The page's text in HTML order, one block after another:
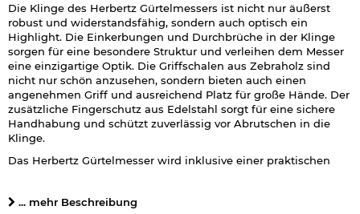
Die Klinge des Herbertz Gürtelmessers ist nicht nur äußerst
robust und widerstandsfähig, sondern auch optisch ein
Highlight. Die Einkerbungen und Durchbrüche in der Klinge
sorgen für eine besondere Struktur und verleihen dem Messer
eine einzigartige Optik. Die Griffschalen aus Zebraholz sind
nicht nur schön anzusehen, sondern bieten auch einen
angenehmen Griff und ausreichend Platz für große Hände. Der
zusätzliche Fingerschutz aus Edelstahl sorgt für eine sichere
Handhabung und schützt zuverlässig vor Abrutschen in die
Klinge.
Das Herbertz Gürtelmesser wird inklusive einer praktischen
diesem Messer bist du für jede Situation gewappnet.
... mehr Beschreibung